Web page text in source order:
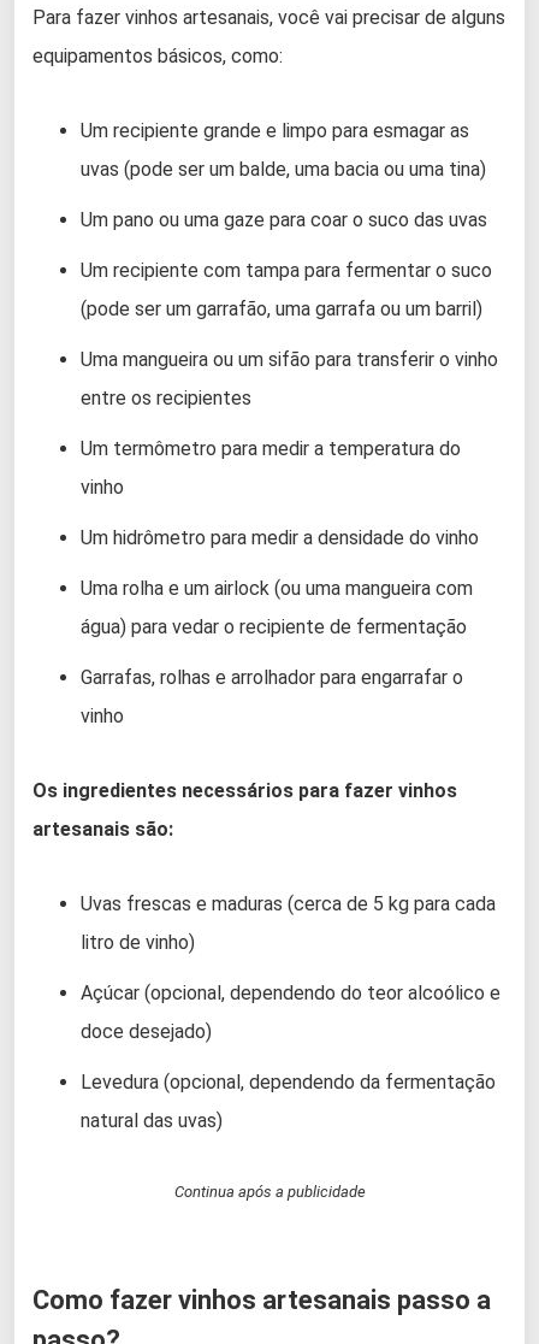
Para fazer vinhos artesanais, você vai precisar de alguns
equipamentos básicos, como:
Um recipiente grande e limpo para esmagar as
uvas (pode ser um balde, uma bacia ou uma tina)
Um pano ou uma gaze para coar o suco das uvas
Um recipiente com tampa para fermentar o suco
(pode ser um garrafão, uma garrafa ou um barril)
Uma mangueira ou um sifão para transferir o vinho
entre os recipientes
Um termômetro para medir a temperatura do
vinho
Um hidrômetro para medir a densidade do vinho
Uma rolha e um airlock (ou uma mangueira com
água) para vedar o recipiente de fermentação
Garrafas, rolhas e arrolhador para engarrafar o
vinho
Os ingredientes necessários para fazer vinhos
artesanais são:
Uvas frescas e maduras (cerca de 5 kg para cada
litro de vinho)
Açúcar (opcional, dependendo do teor alcoólico e
doce desejado)
Levedura (opcional, dependendo da fermentação
natural das uvas)
Continua após a publicidade
Como fazer vinhos artesanais passo a